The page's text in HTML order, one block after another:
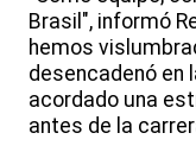
Brasil", informó
hemos
desencadenó en
acordado una
antes de la